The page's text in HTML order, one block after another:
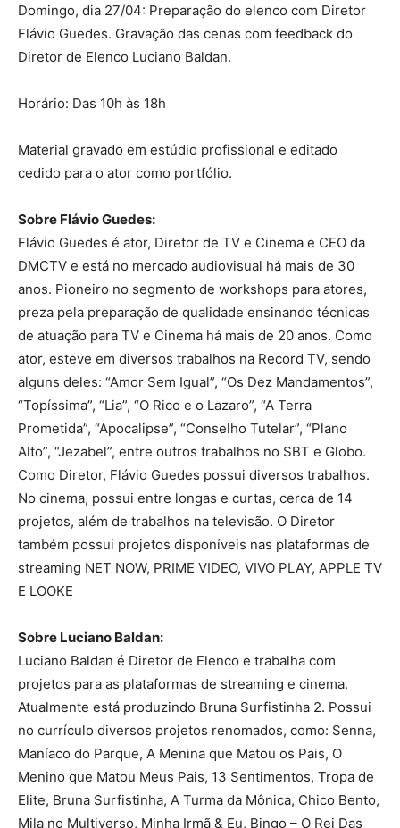
Domingo, dia 27/04: Preparação do elenco com Diretor
Flávio Guedes. Gravação das cenas com feedback do
Diretor de Elenco Luciano Baldan.
Horário: Das 10h às 18h
Material gravado em estúdio profissional e editado
cedido para o ator como portfólio.
Sobre Flávio Guedes:
Flávio Guedes é ator, Diretor de TV e Cinema e CEO da
DMCTV e está no mercado audiovisual há mais de 30
anos. Pioneiro no segmento de workshops para atores,
preza pela preparação de qualidade ensinando técnicas
de atuação para TV e Cinema há mais de 20 anos. Como
ator, esteve em diversos trabalhos na Record TV, sendo
alguns deles: “Amor Sem Igual”, “Os Dez Mandamentos”,
“Topíssima”, “Lia”, “O Rico e o Lazaro”, “A Terra
Prometida”, “Apocalipse”, “Conselho Tutelar”, “Plano
Alto”, “Jezabel”, entre outros trabalhos no SBT e Globo.
Como Diretor, Flávio Guedes possui diversos trabalhos.
No cinema, possui entre longas e curtas, cerca de 14
projetos, além de trabalhos na televisão. O Diretor
também possui projetos disponíveis nas plataformas de
streaming NET NOW, PRIME VIDEO, VIVO PLAY, APPLE TV
E LOOKE
Sobre Luciano Baldan:
Luciano Baldan é Diretor de Elenco e trabalha com
projetos para as plataformas de streaming e cinema.
Atualmente está produzindo Bruna Surfistinha 2. Possui
no currículo diversos projetos renomados, como: Senna,
Maníaco do Parque, A Menina que Matou os Pais, O
Menino que Matou Meus Pais, 13 Sentimentos, Tropa de
Elite, Bruna Surfistinha, A Turma da Mônica, Chico Bento,
Mila no Multiverso, Minha Irmã & Eu, Bingo – O Rei Das